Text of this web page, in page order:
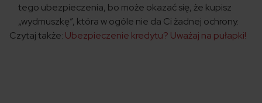
tego ubezpieczenia, bo może okazać się, że kupisz
„wydmuszkę”, która w ogóle nie da Ci żadnej ochrony.
Czytaj także: Ubezpieczenie kredytu? Uważaj na pułapki!